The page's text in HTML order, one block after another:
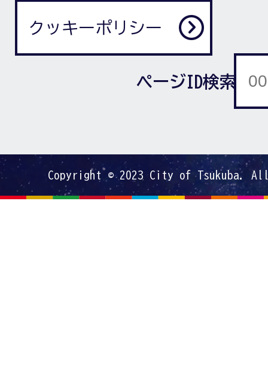
クッキーポリシー
ページID検索
Copyright © 2023 City of Tsukuba.